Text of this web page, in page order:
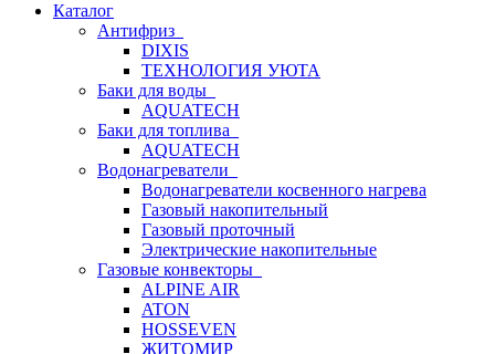
Каталог
Антифриз
DIXIS
ТЕХНОЛОГИЯ УЮТА
Баки для воды
AQUATECH
Баки для топлива
AQUATECH
Водонагреватели
Водонагреватели косвенного нагрева
Газовый накопительный
Газовый проточный
Электрические накопительные
Газовые конвекторы
ALPINE AIR
ATON
HOSSEVEN
ЖИТОМИР